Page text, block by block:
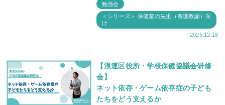
の前でお話しさ
勉強会
＜シリーズ＞ 保健室の先生（養護教諭）向
け
2025.12.18
【浪速区役所・学校保健協議会研修
会】
ネット依存・ゲーム依存症の子ども
たちをどう支えるか